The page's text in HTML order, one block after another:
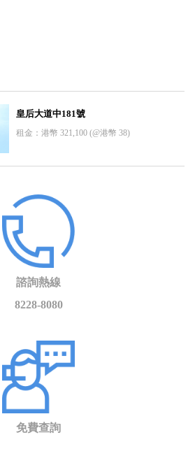
皇后大道中181號
租金：港幣 321,100 (@港幣 38)
諮詢熱線
8228-8080
免費查詢